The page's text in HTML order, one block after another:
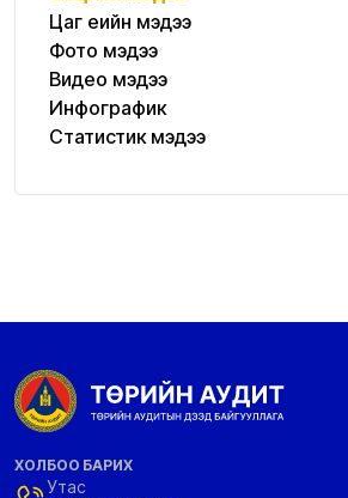
Цаг үеийн мэдээ
Фото мэдээ
Видео мэдээ
Инфографик
Статистик мэдээ
ХОЛБОО БАРИХ
Утас